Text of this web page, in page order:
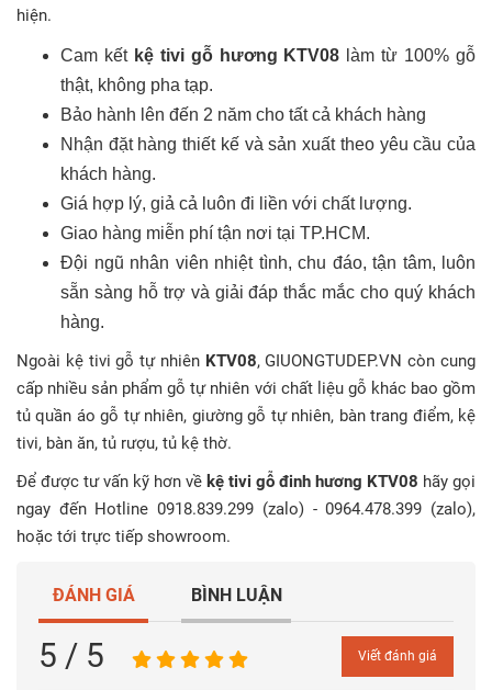
hiện.
Cam kết kệ tivi gỗ hương KTV08 làm từ 100% gỗ
thật, không pha tạp.
Bảo hành lên đến 2 năm cho tất cả khách hàng
Nhận đặt hàng thiết kế và sản xuất theo yêu cầu của
khách hàng.
Giá hợp lý, giả cả luôn đi liền với chất lượng.
Giao hàng miễn phí tận nơi tại TP.HCM.
Đội ngũ nhân viên nhiệt tình, chu đáo, tận tâm, luôn
sẵn sàng hỗ trợ và giải đáp thắc mắc cho quý khách
hàng.
Ngoài kệ tivi gỗ tự nhiênKTV08, GIUONGTUDEP.VN còn cung
cấp nhiều sản phẩm gỗ tự nhiên với chất liệu gỗ khác bao gồm
tủ quần áo gỗ tự nhiên, giường gỗ tự nhiên, bàn trang điểm, kệ
tivi, bàn ăn, tủ rượu, tủ kệ thờ.
Để được tư vấn kỹ hơn về kệ tivi gỗ đinh hương KTV08 hãy gọi
ngay đến Hotline 0918.839.299 (zalo) - 0964.478.399 (zalo),
hoặc tới trực tiếp showroom.
ĐÁNH GIÁ BÌNH LUẬN
5 / 5 Viết đánh giá